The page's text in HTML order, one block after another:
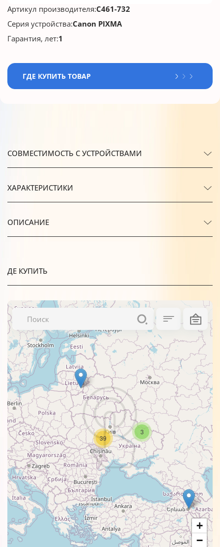
Артикул производителя:C461-732
Серия устройства:Canon PIXMA
Гарантия, лет:1
ГДЕ КУПИТЬ ТОВАР
СОВМЕСТИМОСТЬ С УСТРОЙСТВАМИ
ХАРАКТЕРИСТИКИ
ОПИСАНИЕ
ДЕ КУПИТЬ
3
39
+
−